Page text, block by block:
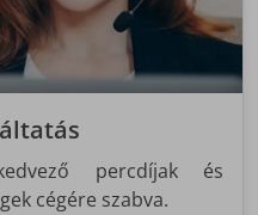
percdíjak és
cégére szabva.